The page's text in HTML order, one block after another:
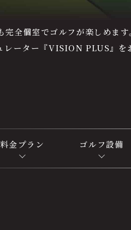
全個室でゴルフが楽しめま
レーター『VISION PLUS』を
料金プラン ゴルフ設備